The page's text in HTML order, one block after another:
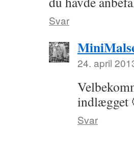
Svar
24. april
indlægget
Svar